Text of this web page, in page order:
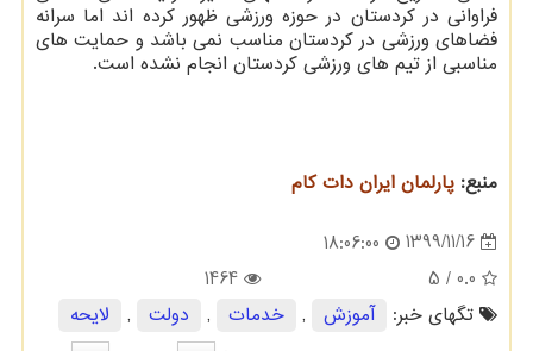
فراوانی در کردستان در حوزه ورزشی ظهور کرده اند اما سرانه
فضاهای ورزشی در کردستان مناسب نمی باشد و حمایت های
مناسبی از تیم های ورزشی کردستان انجام نشده است.
منبع: پارلمان ایران دات كام
1399/11/16
18:06:00
0.0
/ 5
1464
تگهای خبر:
آموزش , خدمات , دولت ,
لایحه